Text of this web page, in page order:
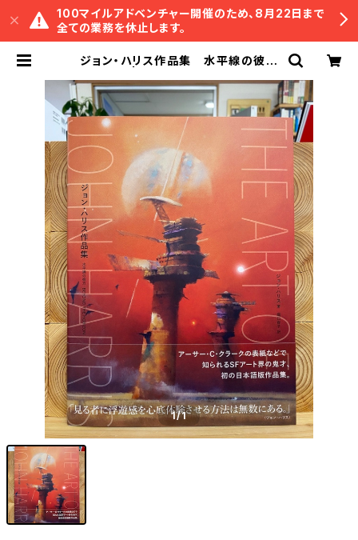
100マイルアドベンチャー開催のため、8月22日まで
全ての業務を休止します。
ジョン・ハリス作品集 水平線の彼方
1/1